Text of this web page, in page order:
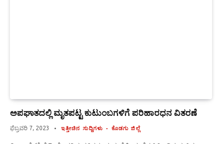
ಅಪಘಾತದಲ್ಲಿ ಮೃತಪಟ್ಟ ಕುಟುಂಬಗಳಿಗೆ ಪರಿಹಾರಧನ ವಿತರಣೆ
ಫೆಬ್ರವರಿ 7, 2023 ಇತ್ತೀಚಿನ ಸುದ್ದಿಗಳು ಕೊಡಗು ಜಿಲ್ಲೆ